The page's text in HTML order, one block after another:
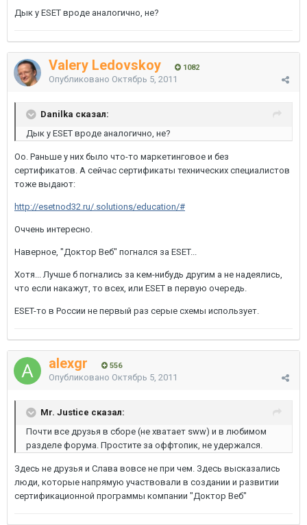
Дык у ESET вроде аналогично, не?
Valery Ledovskoy 1082
Опубликовано Октябрь 5, 2011
Danilka сказал:
Дык у ESET вроде аналогично, не?
Оо. Раньше у них было что-то маркетинговое и без
сертификатов. А сейчас сертификаты технических специалистов
тоже выдают:
http://esetnod32.ru/.solutions/education/#
Оччень интересно.
Наверное, "Доктор Веб" погнался за ESET...
Хотя... Лучше б погнались за кем-нибудь другим а не надеялись,
что если накажут, то всех, или ESET в первую очередь.
ESET-то в России не первый раз серые схемы использует.
alexgr 556
Опубликовано Октябрь 5, 2011
Mr. Justice сказал:
Почти все друзья в сборе (не хватает sww) и в любимом
разделе форума. Простите за оффтопик, не удержался.
Здесь не друзья и Слава вовсе не при чем. Здесь высказались
люди, которые напрямую участвовали в создании и развитии
сертификационной программы компании "Доктор Веб"